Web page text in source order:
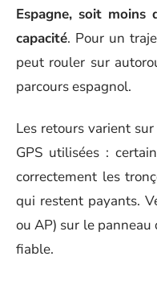
Espagne, soit
capacité. Pour un
peut rouler sur
parcours espagnol.
Les retours varient
GPS utilisées :
correctement les
qui restent payants.
ou AP) sur le panneau
fiable.